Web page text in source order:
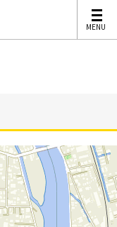
MENU
MENU